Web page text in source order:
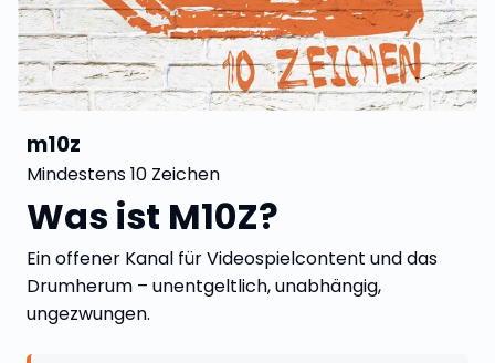
m10z
Mindestens 10 Zeichen
Was ist M10Z?
Ein offener Kanal für Videospielcontent und das
Drumherum – unentgeltlich, unabhängig,
ungezwungen.